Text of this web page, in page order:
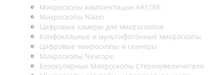
Микроскопы комплектации ARSTEK
Микроскопы Nikon
Цифровые камеры для микроскопов
Конфокальные и мультифотонные микроскопы
Цифровые микроскопы и сканеры
Микроскопы Nexcope
Безокулярные Микроскопы Стереоувеличители